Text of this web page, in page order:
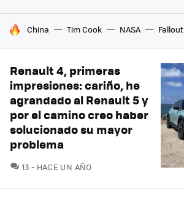
HOY SE HABLA DE
China Tim Cook NASA Fallout
Renault 4, primeras
impresiones: cariño, he
agrandado al Renault 5 y
por el camino creo haber
solucionado su mayor
problema
13 COMENTARIOS
HACE UN AÑO